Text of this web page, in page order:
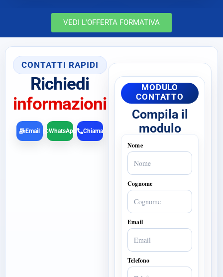
VEDI L'OFFERTA FORMATIVA
CONTATTI RAPIDI
Richiedi
informazioni
Chiama
Email WhatsApp
MODULO
CONTATTO
Compila il
modulo
Nome
Cognome
Email
Telefono